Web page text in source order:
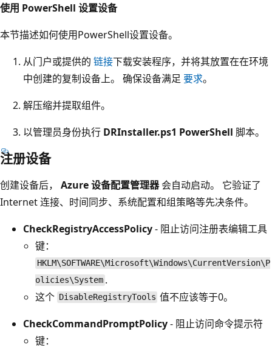
使用 PowerShell 设置设备
本节描述如何使用PowerShell设置设备。
从门户或提供的 链接下载安装程序，并将其放置在在环境
中创建的复制设备上。 确保设备满足 要求。
解压缩并提取组件。
以管理员身份执行 DRInstaller.ps1 PowerShell 脚本。
注册设备
创建设备后， Azure 设备配置管理器会自动启动。 它验证了
Internet 连接、时间同步、系统配置和组策略等先决条件。
CheckRegistryAccessPolicy- 阻止访问注册表编辑工具
键：
HKLM\SOFTWARE\Microsoft\Windows\CurrentVersion\P
olicies\System .
这个 DisableRegistryTools 值不应该等于0。
CheckCommandPromptPolicy- 阻止访问命令提示符
键：